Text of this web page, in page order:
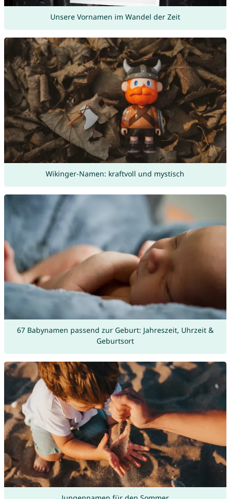
Unsere Vornamen im Wandel der Zeit
Wikinger-Namen: kraftvoll und mystisch
67 Babynamen passend zur Geburt: Jahreszeit, Uhrzeit &
Geburtsort